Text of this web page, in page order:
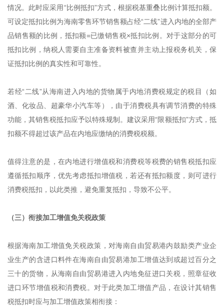
情况。此时应采用“比例抵扣”方式，根据税基重叠比例计算抵扣额。
可设定抵扣比例为海南零售环节销售额占经“二线”进入内地的全部产
品销售额的比例，抵扣额=已缴销售税×抵扣比例。对于这部分的可
抵扣比例，纳税人需要自主准备资料被查并主动上报税务机关，保
证抵扣比例的真实性和可靠性。
若经“二线”从海南进入内地的货物属于内地消费税规定的税目（如
酒、化妆品、超豪华小汽车等），由于消费税具有调节消费的特殊
功能，其销售税抵扣应予以特殊规制。建议采用“限额抵扣”方式，抵
扣额不得超过该产品在内地应缴纳的消费税税额。
值得注意的是，在内地进行增值税和消费税等税费的销售税抵扣应
遵循抵扣顺序，优先考虑抵扣增值税，若还有抵扣额度，则可进行
消费税抵扣，以此类推，避免重复抵扣，导致不公平。
（三）衔接加工增值免关税政策
根据海南加工增值免关税政策，对海南自由贸易港内鼓励类产业企
业生产的含进口料件在海南自由贸易港加工增值达到或超过百分之
三十的货物，从海南自由贸易港进入内地免征进口关税，照章征收
进口环节增值税和消费税。对于此类加工增值产品，在设计其销售
税抵扣时应与加工增值政策相衔接：